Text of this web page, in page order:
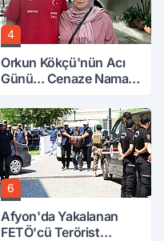
4
Orkun Kökçü'nün Acı
Günü... Cenaze Namazı
6
Afyon'da Yakalanan
FETÖ'cü Terörist